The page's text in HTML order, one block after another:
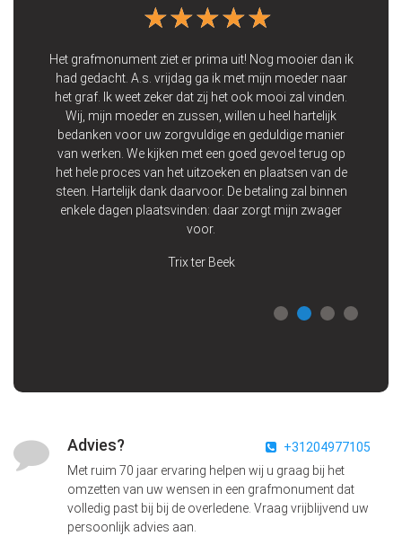
★★★★★
★★★★★
Het grafmonument ziet er prima uit! Nog mooier dan ik
had gedacht. A.s. vrijdag ga ik met mijn moeder naar
het graf. Ik weet zeker dat zij het ook mooi zal vinden.
Wij, mijn moeder en zussen, willen u heel hartelijk
bedanken voor uw zorgvuldige en geduldige manier
van werken. We kijken met een goed gevoel terug op
het hele proces van het uitzoeken en plaatsen van de
steen. Hartelijk dank daarvoor. De betaling zal binnen
enkele dagen plaatsvinden: daar zorgt mijn zwager
voor.
Trix ter Beek
Advies?
Met ruim 70 jaar ervaring helpen wij u graag bij het
omzetten van uw wensen in een grafmonument dat
volledig past bij bij de overledene. Vraag vrijblijvend uw
persoonlijk advies aan.
+31204977105